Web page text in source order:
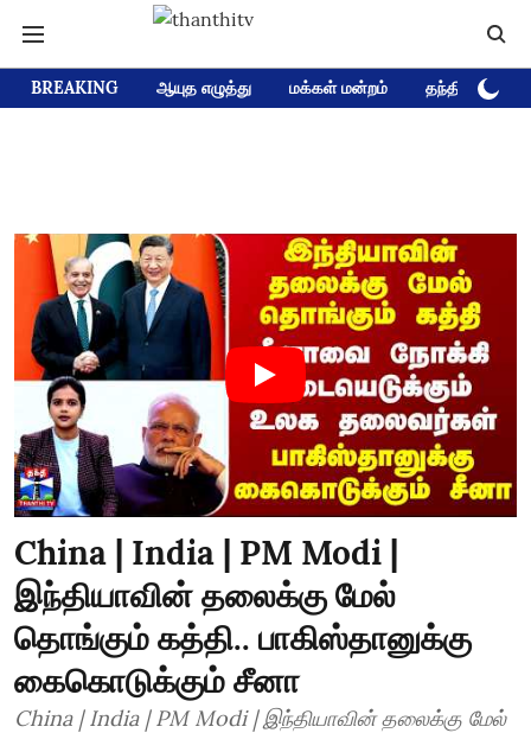
BREAKING ஆயுத எழுத்து மக்கள் மன்றம் தந்தி டிவி
China | India | PM Modi |
இந்தியாவின் தலைக்கு மேல்
தொங்கும் கத்தி.. பாகிஸ்தானுக்கு
கைகொடுக்கும் சீனா
China | India | PM Modi | இந்தியாவின் தலைக்கு மேல்